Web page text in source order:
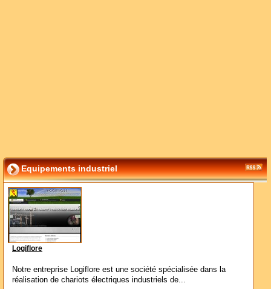
Equipements industriel
Logiflore
Notre entreprise Logiflore est une société spécialisée dans la
réalisation de chariots électriques industriels de...